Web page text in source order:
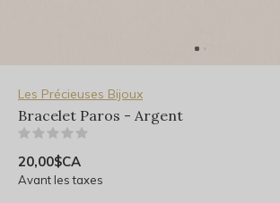
Les Précieuses Bijoux
Bracelet Paros - Argent
20,00$CA
Avant les taxes